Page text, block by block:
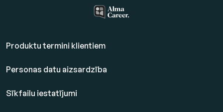
Produktu termini klientiem
Personas datu aizsardzība
Sīkfailu iestatījumi